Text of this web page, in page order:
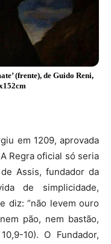
(frente), de Guido Reni,
em 1209, aprovada
Regra oficial só seria
Assis, fundador da
de simplicidade,
diz: “não levem ouro
pão, nem bastão,
10). O Fundador,